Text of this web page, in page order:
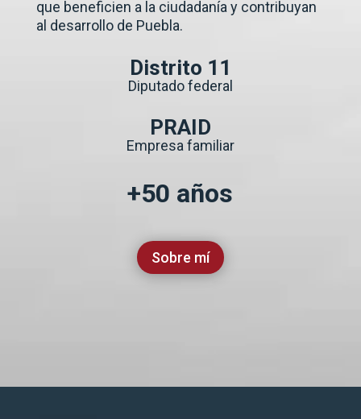
que beneficien a la ciudadanía y contribuyan
al desarrollo de Puebla.
Distrito 11
Diputado federal
PRAID
Empresa familiar
+50 años
Sobre mí